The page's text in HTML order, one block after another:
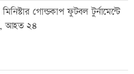
মিনিস্টার গোল্ডকাপ ফুটবল টুর্নামেন্টে
আহত ২৪